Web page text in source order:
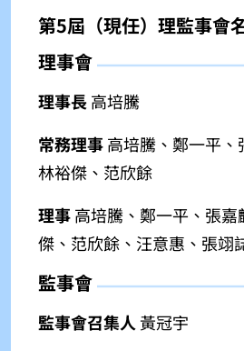
第5屆（現任）理監事會
理事會
理事長 高培騰
常務理事高培騰、 鄭一平、
林裕傑、范欣餘
理事高培騰、 鄭一平、 張嘉
傑、范欣餘、汪意惠、張翊
監事會
監事會召集人 黃冠宇